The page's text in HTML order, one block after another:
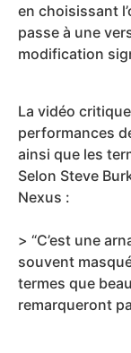
en choisissant
passe à une
modification
La vidéo
performances
ainsi que les
Selon Steve
Nexus :
> “C’est une
souvent
termes que
remarqueront